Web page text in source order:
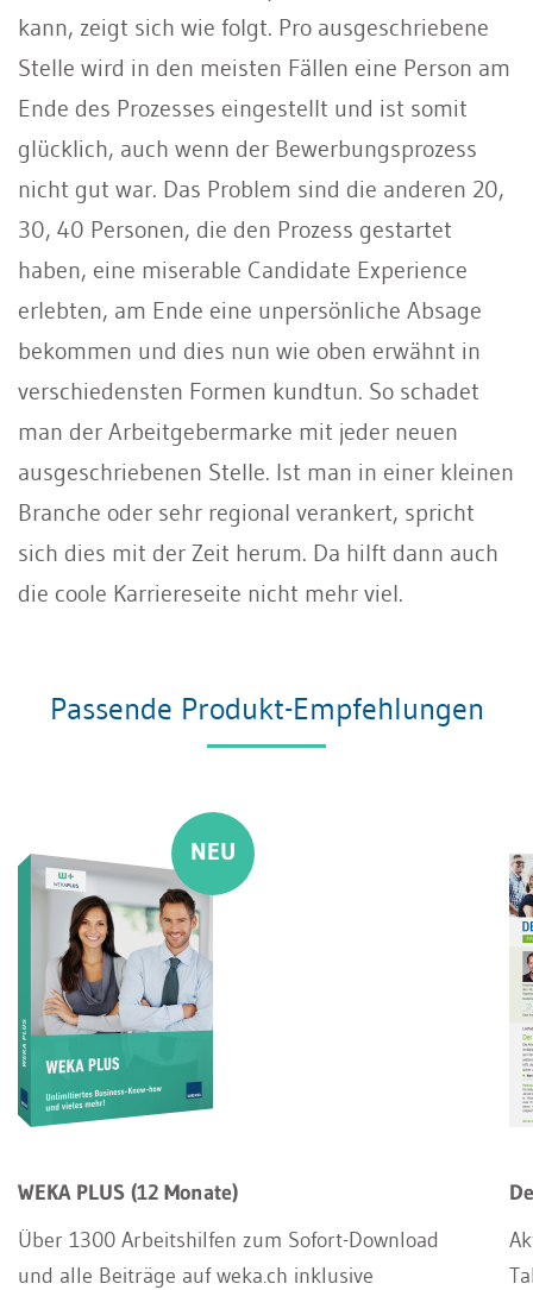
kann, zeigt sich wie folgt. Pro ausgeschriebene
Stelle wird in den meisten Fällen eine Person am
Ende des Prozesses eingestellt und ist somit
glücklich, auch wenn der Bewerbungsprozess
nicht gut war. Das Problem sind die anderen 20,
30, 40 Personen, die den Prozess gestartet
haben, eine miserable Candidate Experience
erlebten, am Ende eine unpersönliche Absage
bekommen und dies nun wie oben erwähnt in
verschiedensten Formen kundtun. So schadet
man der Arbeitgebermarke mit jeder neuen
ausgeschriebenen Stelle. Ist man in einer kleinen
Branche oder sehr regional verankert, spricht
sich dies mit der Zeit herum. Da hilft dann auch
die coole Karriereseite nicht mehr viel.
Passende Produkt-Empfehlungen
WEKA PLUS (12 Monate)
Über 1300 Arbeitshilfen zum Sofort-Download
und alle Beiträge auf weka.ch inklusive